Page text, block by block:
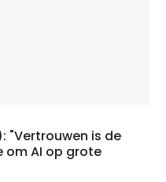
"Vertrouwen is de
om AI op grote